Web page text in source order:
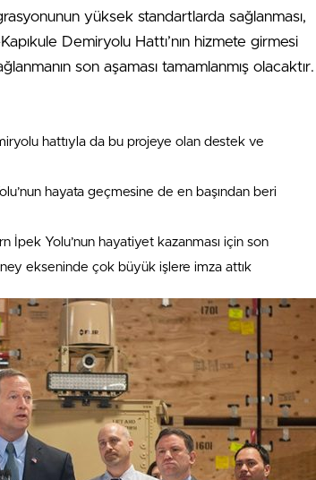
yüksek standartlarda sağlanması,
Demiryolu Hattı’nın hizmete girmesi
son aşaması tamamlanmış olacaktır.
hattıyla da bu projeye olan destek ve
hayata geçmesine de en başından beri
İpek Yolu’nun hayatiyet kazanması için son
ekseninde çok büyük işlere imza attık